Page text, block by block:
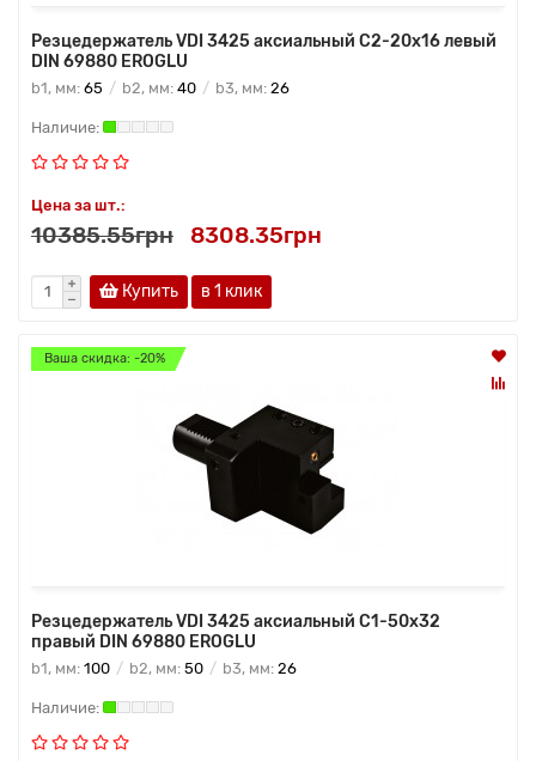
Резцедержатель VDI 3425 аксиальный C2-20х16 левый
DIN 69880 EROGLU
b1, мм: 65 b2, мм: 40 b3, мм: 26
Цена за шт.:
10385.55грн 8308.35грн
Купить в 1 клик
Ваша скидка: -20%
Резцедержатель VDI 3425 аксиальный C1-50х32
правый DIN 69880 EROGLU
b1, мм: 100 b2, мм: 50 b3, мм: 26